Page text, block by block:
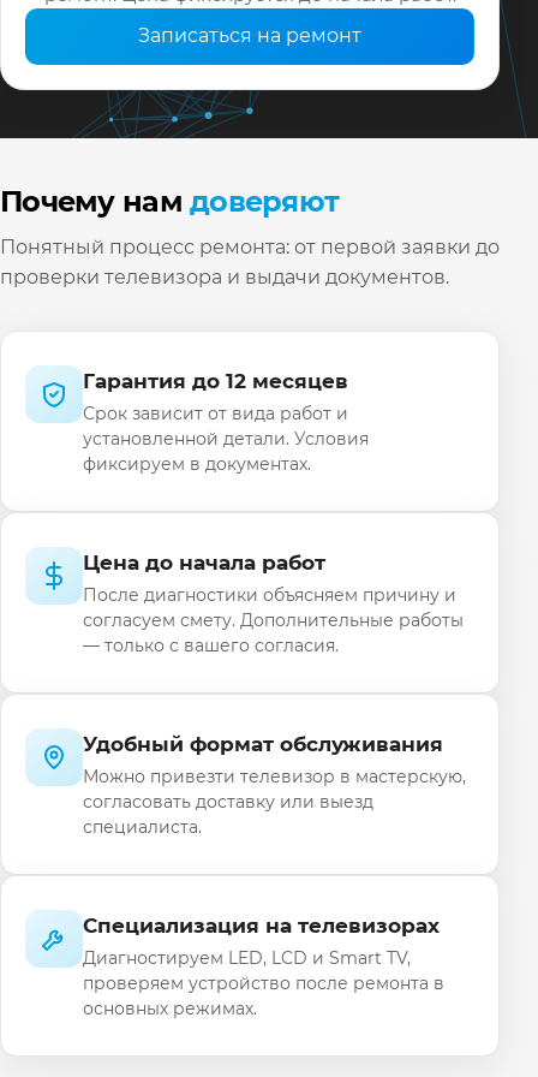
Записаться на ремонт
Почему намдоверяют
Понятный процесс ремонта: от первой заявки до
проверки телевизора и выдачи документов.
Гарантия до 12 месяцев
Срок зависит от вида работ и
установленной детали. Условия
фиксируем в документах.
Цена до начала работ
После диагностики объясняем причину и
согласуем смету. Дополнительные работы
— только с вашего согласия.
Удобный формат обслуживания
Можно привезти телевизор в мастерскую,
согласовать доставку или выезд
специалиста.
Специализация на телевизорах
Диагностируем LED, LCD и Smart TV,
проверяем устройство после ремонта в
основных режимах.